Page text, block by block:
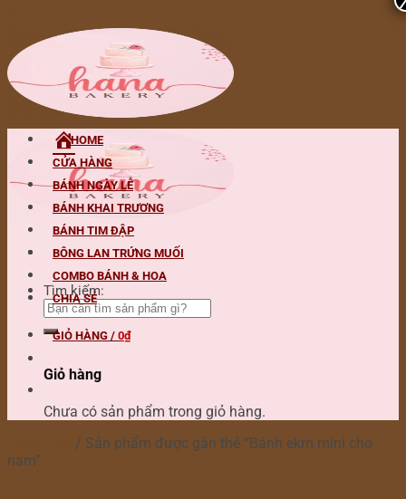
Tìm kiếm:
HOME
CỬA HÀNG
BÁNH NGÀY LỄ
BÁNH KHAI TRƯƠNG
BÁNH TIM ĐẬP
BÔNG LAN TRỨNG MUỐI
COMBO BÁNH & HOA
CHIA SẺ
GIỎ HÀNG / 0₫
Giỏ hàng
Chưa có sản phẩm trong giỏ hàng.
/ Sản phẩm được gắn thẻ “Bánh ekm mini cho
nam”